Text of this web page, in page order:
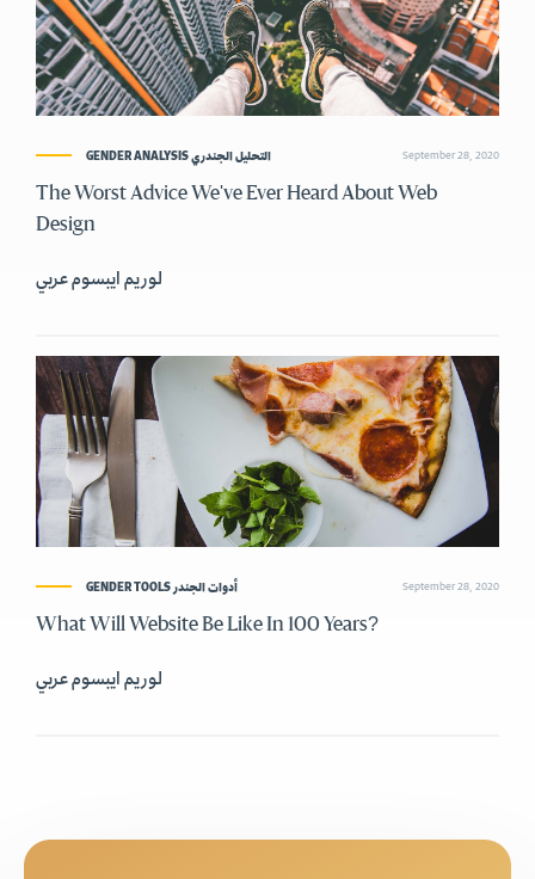
GENDER ANALYSIS التحليل الجندري September 28, 2020
The Worst Advice We've Ever Heard About Web
Design
لوريم ايبسوم عربي
GENDER TOOLS أدوات الجندر September 28, 2020
What Will Website Be Like In 100 Years?
لوريم ايبسوم عربي